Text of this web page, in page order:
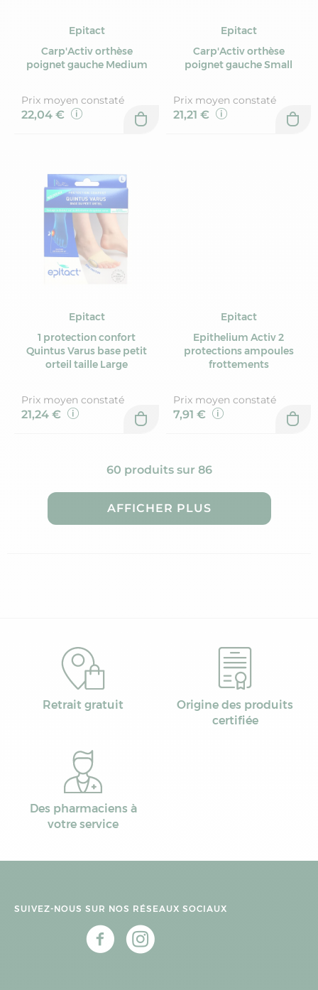
Epitact
Carp'Activ orthèse
poignet gauche Medium
Prix moyen constaté
22,04 €
Epitact
Carp'Activ orthèse
poignet gauche Small
Prix moyen constaté
21,21 €
Epitact
1 protection confort
Quintus Varus base petit
orteil taille Large
Prix moyen constaté
21,24 €
Epitact
Epithelium Activ 2
protections ampoules
frottements
Prix moyen constaté
7,91 €
60 produits sur 86
AFFICHER PLUS
Retrait gratuit
Origine des produits
certifiée
Des pharmaciens à
votre service
SUIVEZ-NOUS SUR NOS RÉSEAUX SOCIAUX